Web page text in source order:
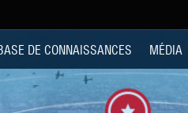
DE CONNAISSANCES MÉDIA